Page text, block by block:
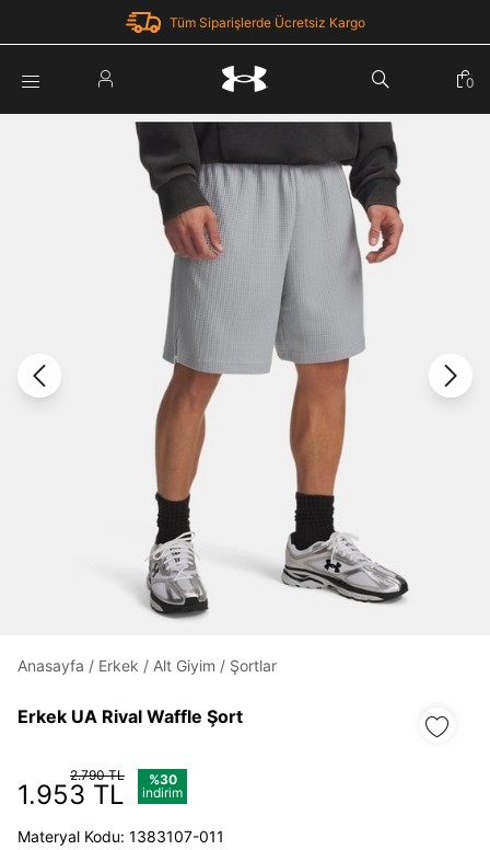
Tüm Siparişlerde Ücretsiz Kargo
E-posta Adresi *
Under Armour'da yeni misiniz? Kayıt Ol
Üye Olmadan Devam Et
0
Anasayfa / Erkek / Alt Giyim / Şortlar
Erkek UA Rival Waffle Şort
2.790 TL
1.953 TL
%30
indirim
Materyal Kodu: 1383107-011
Parola Yenileme
E-posta adresi
Parolayı Yenile
Giriş Sayfasına Dön
Zaten hesabın var mı? Giriş yap
Kolay iade ve değişim.
E-posta